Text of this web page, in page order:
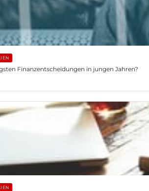
Finanzentscheidungen in jungen Jahren?